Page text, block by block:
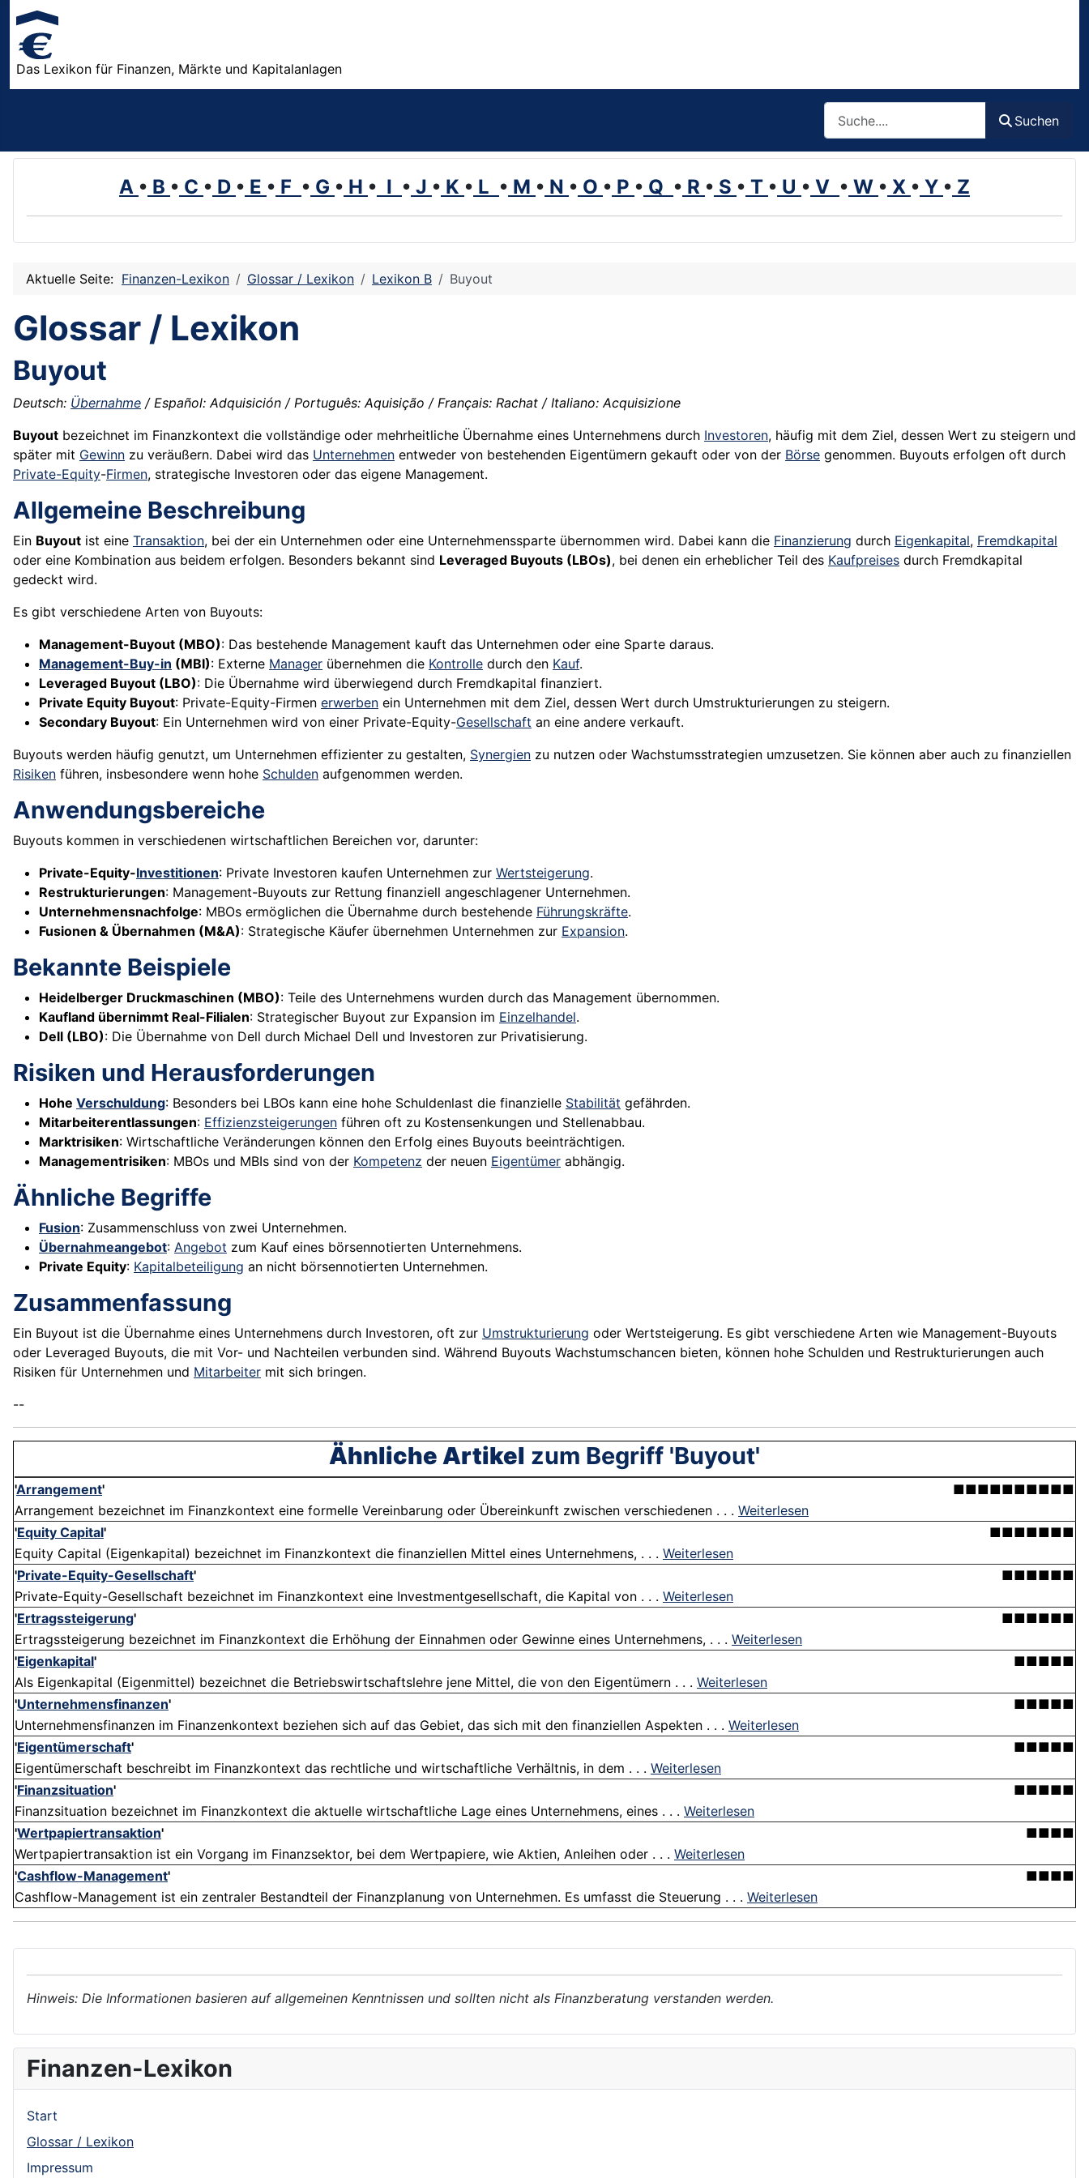
Das Lexikon für Finanzen, Märkte und Kapitalanlagen
Suchen
A • B • C • D • E • F • G • H • I • J • K • L • M • N • O • P • Q • R • S • T • U • V • W • X • Y • Z
Aktuelle Seite: Finanzen-Lexikon Glossar / Lexikon Lexikon B Buyout
Glossar / Lexikon
Buyout
Deutsch: Übernahme / Español: Adquisición / Português: Aquisição / Français: Rachat / Italiano: Acquisizione
Buyout bezeichnet im Finanzkontext die vollständige oder mehrheitliche Übernahme eines Unternehmens durch Investoren, häufig mit dem Ziel, dessen Wert zu steigern und
später mit Gewinn zu veräußern. Dabei wird das Unternehmen entweder von bestehenden Eigentümern gekauft oder von der Börse genommen. Buyouts erfolgen oft durch
Private-Equity-Firmen, strategische Investoren oder das eigene Management.
Allgemeine Beschreibung
Ein Buyout ist eine Transaktion, bei der ein Unternehmen oder eine Unternehmenssparte übernommen wird. Dabei kann die Finanzierung durch Eigenkapital, Fremdkapital
oder eine Kombination aus beidem erfolgen. Besonders bekannt sind Leveraged Buyouts (LBOs), bei denen ein erheblicher Teil des Kaufpreises durch Fremdkapital
gedeckt wird.
Es gibt verschiedene Arten von Buyouts:
Management-Buyout (MBO): Das bestehende Management kauft das Unternehmen oder eine Sparte daraus.
Management-Buy-in (MBI): Externe Manager übernehmen die Kontrolle durch den Kauf.
Leveraged Buyout (LBO): Die Übernahme wird überwiegend durch Fremdkapital finanziert.
Private Equity Buyout: Private-Equity-Firmen erwerben ein Unternehmen mit dem Ziel, dessen Wert durch Umstrukturierungen zu steigern.
Secondary Buyout: Ein Unternehmen wird von einer Private-Equity-Gesellschaft an eine andere verkauft.
Buyouts werden häufig genutzt, um Unternehmen effizienter zu gestalten, Synergien zu nutzen oder Wachstumsstrategien umzusetzen. Sie können aber auch zu finanziellen
Risiken führen, insbesondere wenn hohe Schulden aufgenommen werden.
Anwendungsbereiche
Buyouts kommen in verschiedenen wirtschaftlichen Bereichen vor, darunter:
Private-Equity-Investitionen: Private Investoren kaufen Unternehmen zur Wertsteigerung.
Restrukturierungen: Management-Buyouts zur Rettung finanziell angeschlagener Unternehmen.
Unternehmensnachfolge: MBOs ermöglichen die Übernahme durch bestehende Führungskräfte.
Fusionen & Übernahmen (M&A): Strategische Käufer übernehmen Unternehmen zur Expansion.
Bekannte Beispiele
Heidelberger Druckmaschinen (MBO): Teile des Unternehmens wurden durch das Management übernommen.
Kaufland übernimmt Real-Filialen: Strategischer Buyout zur Expansion im Einzelhandel.
Dell (LBO): Die Übernahme von Dell durch Michael Dell und Investoren zur Privatisierung.
Risiken und Herausforderungen
Hohe Verschuldung: Besonders bei LBOs kann eine hohe Schuldenlast die finanzielle Stabilität gefährden.
Mitarbeiterentlassungen: Effizienzsteigerungen führen oft zu Kostensenkungen und Stellenabbau.
Marktrisiken: Wirtschaftliche Veränderungen können den Erfolg eines Buyouts beeinträchtigen.
Managementrisiken: MBOs und MBIs sind von der Kompetenz der neuen Eigentümer abhängig.
Ähnliche Begriffe
Fusion: Zusammenschluss von zwei Unternehmen.
Übernahmeangebot: Angebot zum Kauf eines börsennotierten Unternehmens.
Private Equity: Kapitalbeteiligung an nicht börsennotierten Unternehmen.
Zusammenfassung
Ein Buyout ist die Übernahme eines Unternehmens durch Investoren, oft zur Umstrukturierung oder Wertsteigerung. Es gibt verschiedene Arten wie Management-Buyouts
oder Leveraged Buyouts, die mit Vor- und Nachteilen verbunden sind. Während Buyouts Wachstumschancen bieten, können hohe Schulden und Restrukturierungen auch
Risiken für Unternehmen und Mitarbeiter mit sich bringen.
--
Ähnliche Artikel zum Begriff 'Buyout'
'Arrangement'
■■■■■■■■■■
Arrangement bezeichnet im Finanzkontext eine formelle Vereinbarung oder Übereinkunft zwischen verschiedenen . . . Weiterlesen
'Equity Capital'
■■■■■■■
Equity Capital (Eigenkapital) bezeichnet im Finanzkontext die finanziellen Mittel eines Unternehmens, . . . Weiterlesen
'Private-Equity-Gesellschaft'
■■■■■■
Private-Equity-Gesellschaft bezeichnet im Finanzkontext eine Investmentgesellschaft, die Kapital von . . . Weiterlesen
'Ertragssteigerung'
■■■■■■
Ertragssteigerung bezeichnet im Finanzkontext die Erhöhung der Einnahmen oder Gewinne eines Unternehmens, . . . Weiterlesen
'Eigenkapital'
■■■■■
Als Eigenkapital (Eigenmittel) bezeichnet die Betriebswirtschaftslehre jene Mittel, die von den Eigentümern . . . Weiterlesen
'Unternehmensfinanzen'
■■■■■
Unternehmensfinanzen im Finanzenkontext beziehen sich auf das Gebiet, das sich mit den finanziellen Aspekten . . . Weiterlesen
'Eigentümerschaft'
■■■■■
Eigentümerschaft beschreibt im Finanzkontext das rechtliche und wirtschaftliche Verhältnis, in dem . . . Weiterlesen
'Finanzsituation'
■■■■■
Finanzsituation bezeichnet im Finanzkontext die aktuelle wirtschaftliche Lage eines Unternehmens, eines . . . Weiterlesen
'Wertpapiertransaktion'
■■■■
Wertpapiertransaktion ist ein Vorgang im Finanzsektor, bei dem Wertpapiere, wie Aktien, Anleihen oder . . . Weiterlesen
'Cashflow-Management'
■■■■
Cashflow-Management ist ein zentraler Bestandteil der Finanzplanung von Unternehmen. Es umfasst die Steuerung . . . Weiterlesen
Hinweis: Die Informationen basieren auf allgemeinen Kenntnissen und sollten nicht als Finanzberatung verstanden werden.
Finanzen-Lexikon
Start
Glossar / Lexikon
Impressum